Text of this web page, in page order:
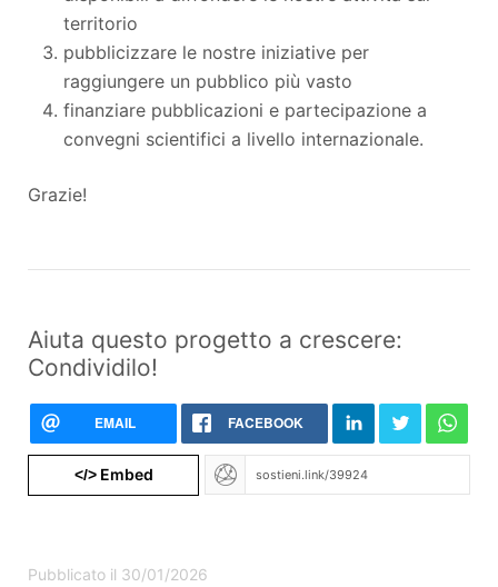
territorio
pubblicizzare le nostre iniziative per
raggiungere un pubblico più vasto
finanziare pubblicazioni e partecipazione a
convegni scientifici a livello internazionale.
Grazie!
Aiuta questo progetto a crescere:
Condividilo!
EMAIL FACEBOOK
</>Embed
Pubblicato il 30/01/2026